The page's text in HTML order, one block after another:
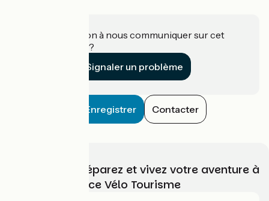
Une information à nous communiquer sur cet
établissement ?
Signaler un problème
Enregistrer Contacter
Choisissez, préparez et vivez votre aventure à
vélo avec France Vélo Tourisme